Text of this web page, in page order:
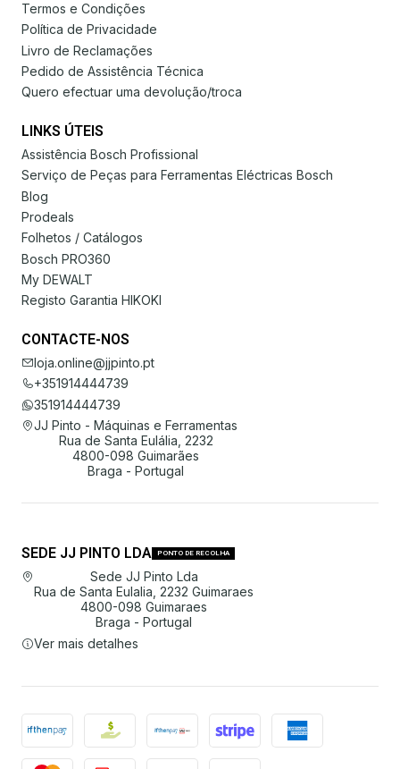
Termos e Condições
Política de Privacidade
Livro de Reclamações
Pedido de Assistência Técnica
Quero efectuar uma devolução/troca
LINKS ÚTEIS
Assistência Bosch Profissional
Serviço de Peças para Ferramentas Eléctricas Bosch
Blog
Prodeals
Folhetos / Catálogos
Bosch PRO360
My DEWALT
Registo Garantia HIKOKI
CONTACTE-NOS
loja.online@jjpinto.pt
+351914444739
351914444739
JJ Pinto - Máquinas e Ferramentas
Rua de Santa Eulália, 2232
4800-098 Guimarães
Braga - Portugal
SEDE JJ PINTO LDA PONTO DE RECOLHA
Sede JJ Pinto Lda
Rua de Santa Eulalia, 2232 Guimaraes
4800-098 Guimaraes
Braga - Portugal
Ver mais detalhes